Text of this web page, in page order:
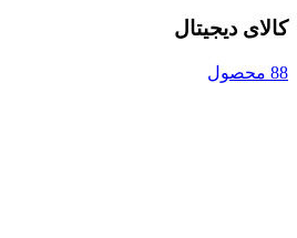
کالای دیجیتال
88 محصول